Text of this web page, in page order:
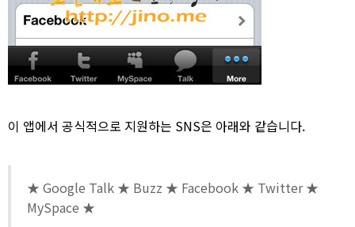
이 앱에서 공식적으로 지원하는 SNS은 아래와 같습니다.
★ Google Talk ★ Buzz ★ Facebook ★ Twitter ★
MySpace ★